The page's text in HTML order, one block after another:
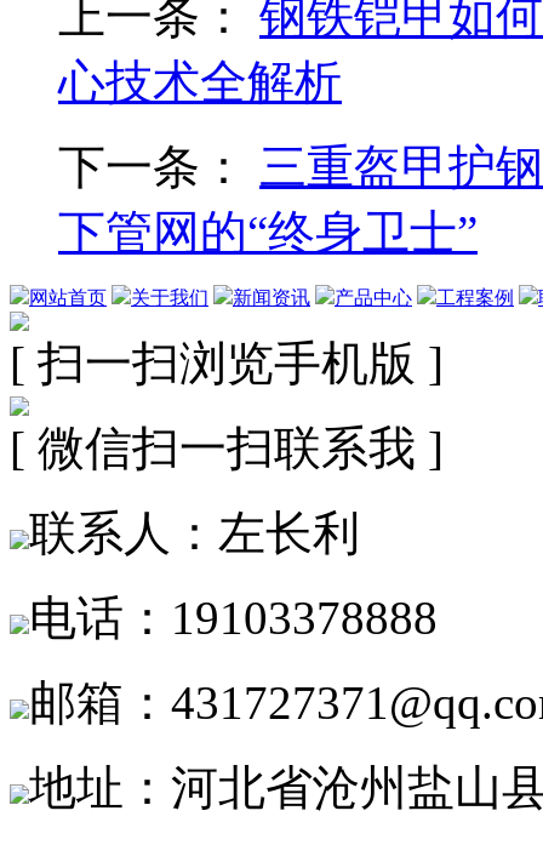
上一条： 钢铁铠甲如
心技术全解析
下一条： 三重盔甲护
下管网的“终身卫士”
网站首页 关于我们 新闻资讯 产品中心 工程案例
[ 扫一扫浏览手机版 ]
[ 微信扫一扫联系我 ]
联系人：左长利
电话：19103378888
邮箱：
地址：河北省沧州盐山